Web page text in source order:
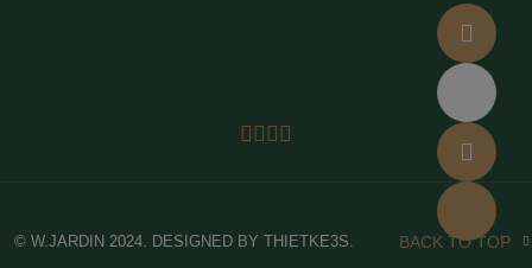
© W.JARDIN 2024. DESIGNED BY THIETKE3S. BACK TO TOP